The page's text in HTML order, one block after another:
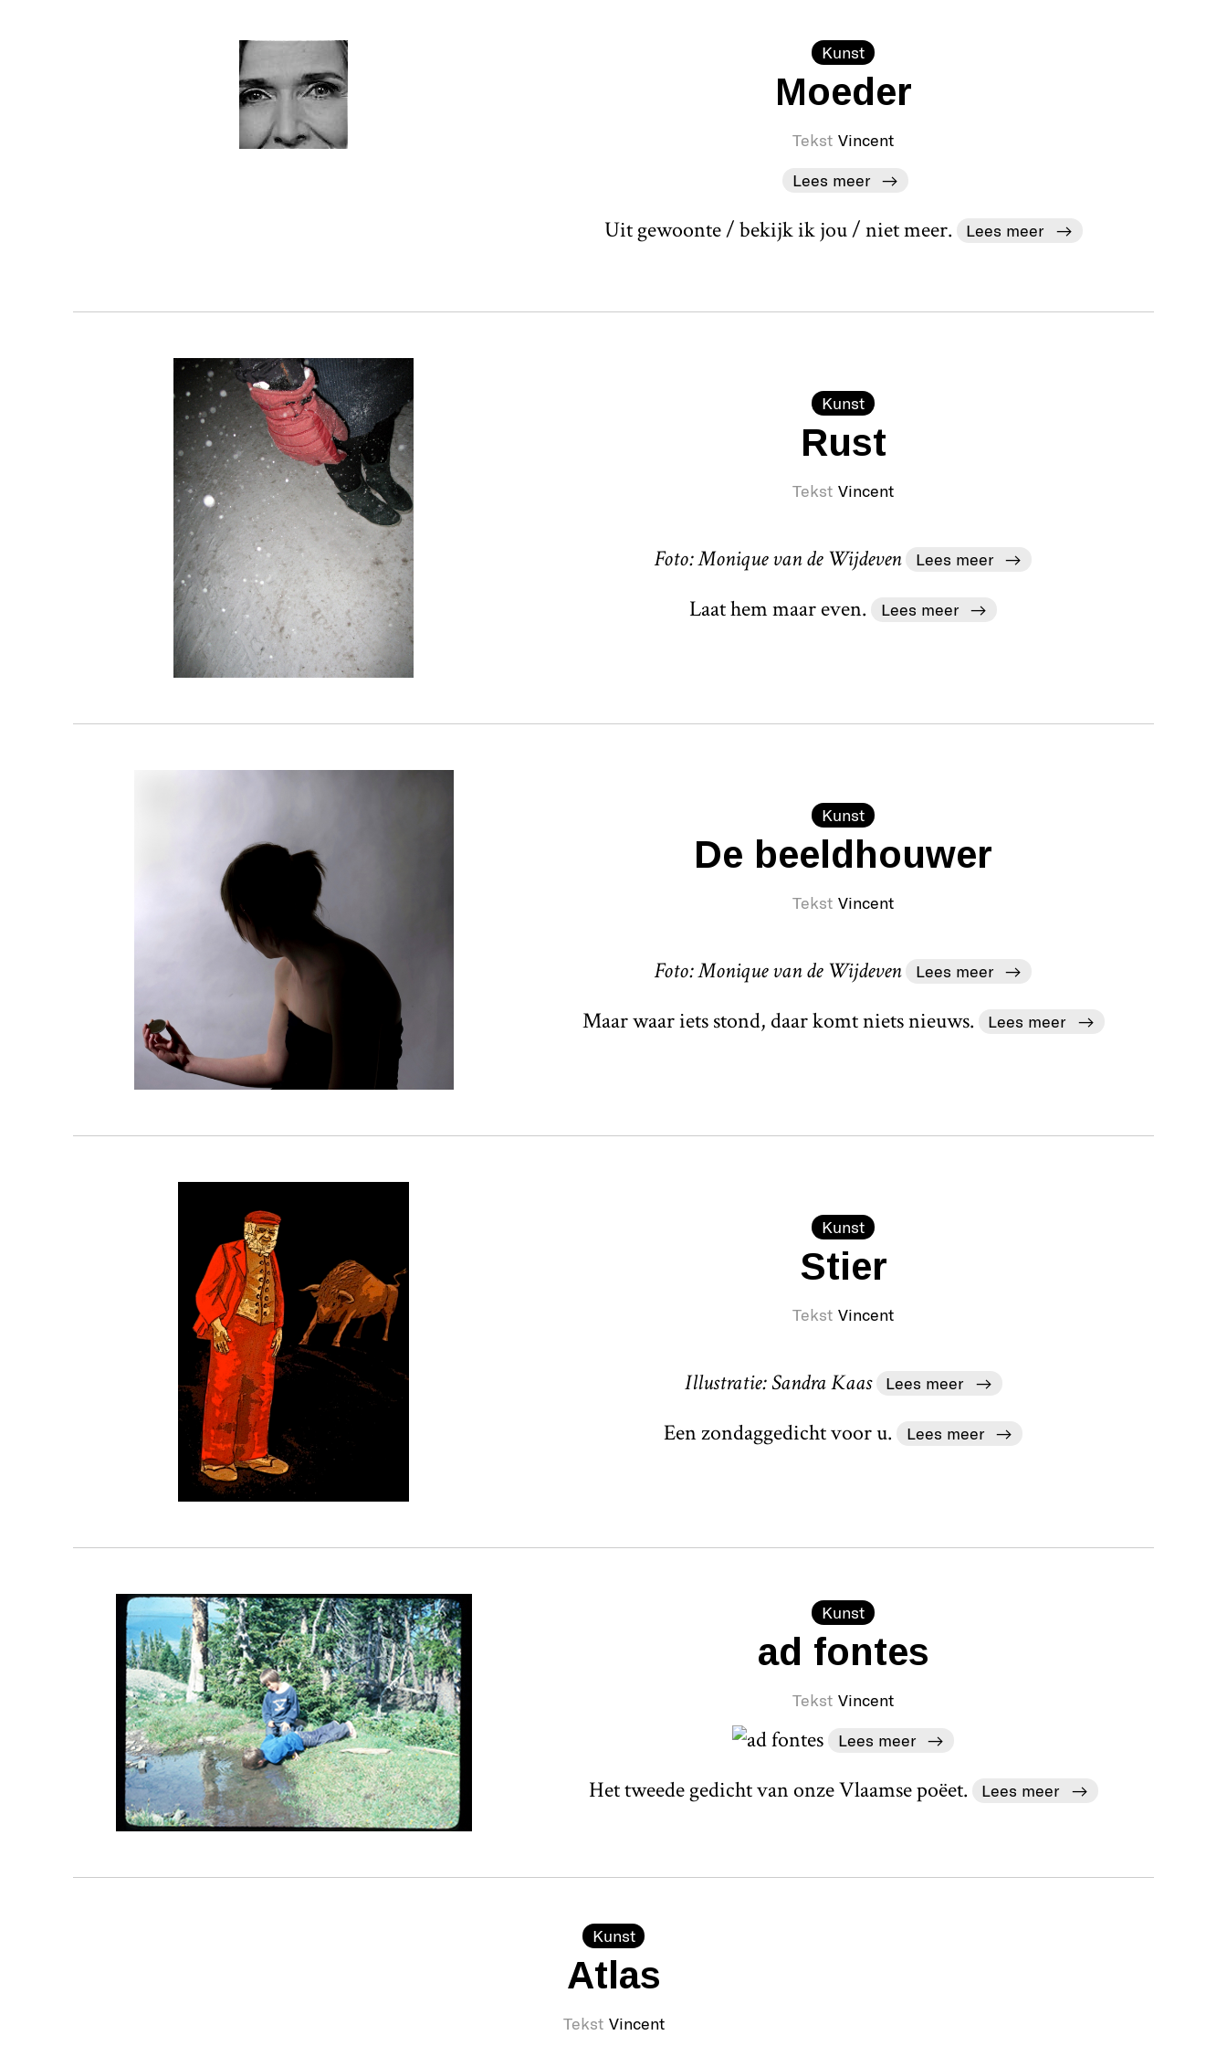
Kunst
Moeder
Tekst Vincent
Lees meer
Uit gewoonte / bekijk ik jou / niet meer. Lees meer
Kunst
Rust
Tekst Vincent
Foto: Monique van de Wijdeven Lees meer
Laat hem maar even. Lees meer
Kunst
De beeldhouwer
Tekst Vincent
Foto: Monique van de Wijdeven Lees meer
Maar waar iets stond, daar komt niets nieuws. Lees meer
Kunst
Stier
Tekst Vincent
Illustratie: Sandra Kaas Lees meer
Een zondaggedicht voor u. Lees meer
Kunst
ad fontes
Tekst Vincent
Lees meer
Het tweede gedicht van onze Vlaamse poëet. Lees meer
Kunst
Atlas
Tekst Vincent